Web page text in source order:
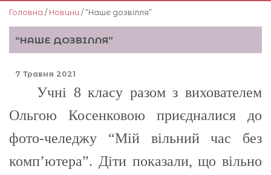
Головна / Новини / “Наше дозвiлля”
“НАШЕ ДОЗВIЛЛЯ”
7 Травня 2021
Учнi 8 класу разом з вихователем
Ольгою Косенковою приєдналися до
фото-челеджу “Мiй вiльний час без
комп’ютера”. Дiти показали, що вiльно